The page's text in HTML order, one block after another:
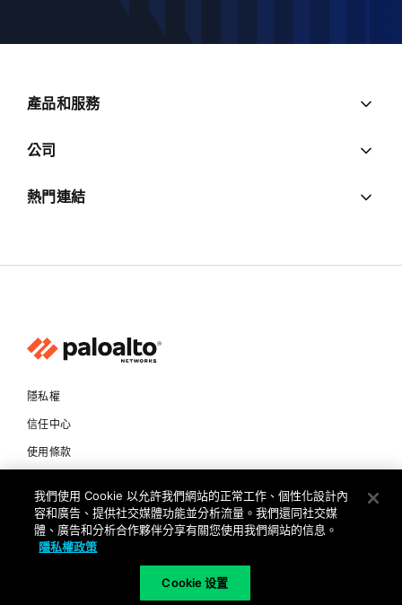
產品和服務
公司
熱門連結
隱私權
信任中心
使用條款
Copyright © 2026 Palo Alto Networks. All Rights Reserved
我們使用 Cookie 以允許我們網站的正常工作、個性化設計內
容和廣告、提供社交媒體功能並分析流量。我們還同社交媒
體、廣告和分析合作夥伴分享有關您使用我們網站的信息。
隱私權政策
Cookie 设置